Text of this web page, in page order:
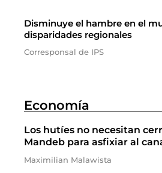
Disminuye el hambre en el
disparidades regionales
Corresponsal de IPS
Economía
Los hutíes no necesitan
Mandeb para asfixiar al
Maximilian Malawista